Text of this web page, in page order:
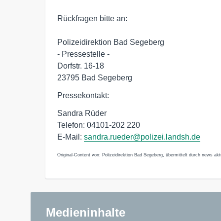
Rückfragen bitte an:
Polizeidirektion Bad Segeberg
- Pressestelle -
Dorfstr. 16-18
23795 Bad Segeberg
Pressekontakt:
Sandra Rüder
Telefon: 04101-202 220
E-Mail: sandra.rueder@polizei.landsh.de
Original-Content von: Polizeidirektion Bad Segeberg, übermittelt durch news
Medieninhalte